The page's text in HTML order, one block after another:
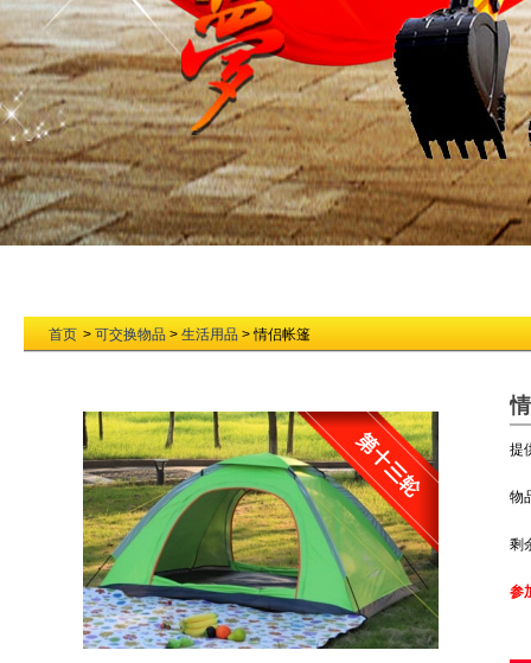
首页 > 可交换物品 > 生活用品 > 情侣帐篷
提
物
剩
参